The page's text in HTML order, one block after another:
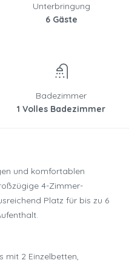
Unterbringung
6 Gäste
Badezimmer
1 Volles Badezimmer
und komfortablen
4-Zimmer-
Platz für bis zu 6
mit 2 Einzelbetten,